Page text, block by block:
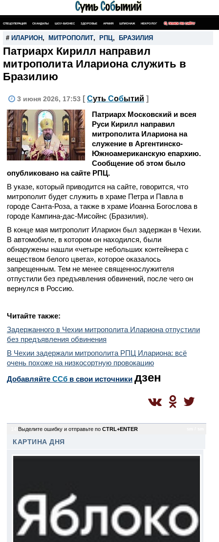
СПЕЦОПЕРАЦИЯ СКАНДАЛЫ ШОУ-БИЗНЕС ЗДОРОВЬЕ АРМИЯ ШПИОНАЖ НЕКРОЛОГ ПОИСК ПО САЙТУ
# ИЛАРИОН , МИТРОПОЛИТ, РПЦ, БРАЗИЛИЯ
Патриарх Кирилл направил
митрополита Илариона служить в
Бразилию
3 июня 2026, 17:53 [ Суть Событий ]
Патриарх Московский и всея
Руси Кирилл направил
митрополита Илариона на
служение в Аргентинско-
Южноамериканскую епархию.
Сообщение об этом было
опубликовано на сайте РПЦ.
В указе, который приводится на сайте, говорится, что
митрополит будет служить в храме Петра и Павла в
городе Санта-Роза, а также в храме Иоанна Богослова в
городе Кампина-дас-Мисойнс (Бразилия).
В конце мая митрополит Иларион был задержан в Чехии.
В автомобиле, в котором он находился, были
обнаружены нашли «четыре небольших контейнера с
веществом белого цвета», которое оказалось
запрещенным. Тем не менее священнослужителя
отпустили без предъявления обвинений, после чего он
вернулся в Россию.
Читайте также:
Задержанного в Чехии митрополита Илариона отпустили
без предъявления обвинения
В Чехии задержали митрополита РПЦ Илариона: всё
очень похоже на низкосортную провокацию
Добавляйте CСб в свои источники дзен
Выделите ошибку и отправьте по CTRL+ENTER
КАРТИНА ДНЯ